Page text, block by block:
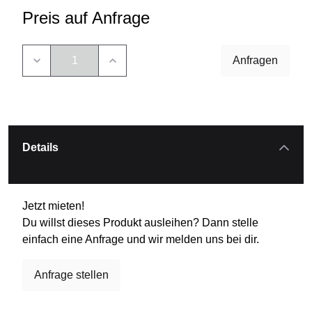
Preis auf Anfrage
Anfragen
Details
Jetzt mieten!
Du willst dieses Produkt ausleihen? Dann stelle
einfach eine Anfrage und wir melden uns bei dir.
Anfrage stellen